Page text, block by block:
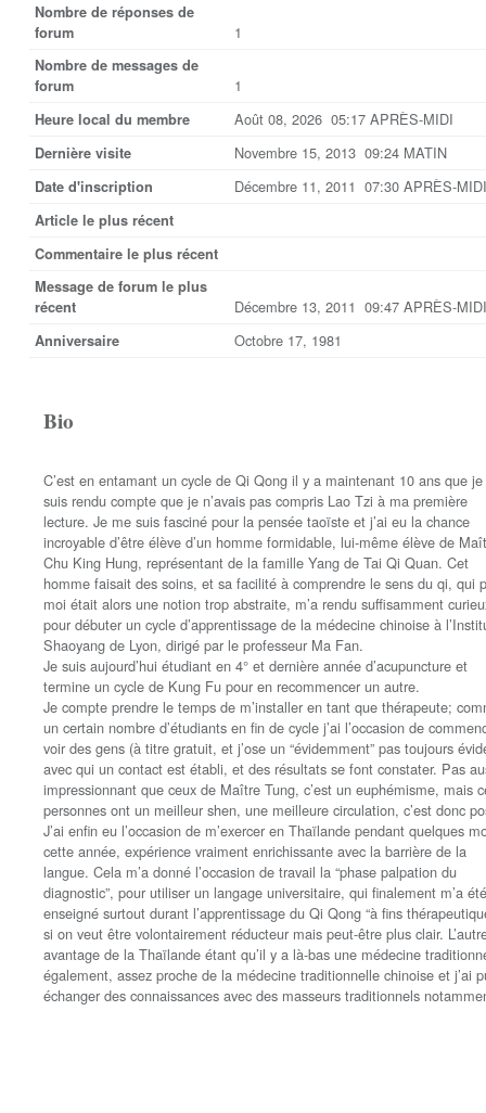
Nombre de réponses de
forum
1
Nombre de messages de
forum
1
Heure local du membre Août 08, 2026 05:17 APRÈS-MIDI
Dernière visite Novembre 15, 2013 09:24 MATIN
Date d'inscription Décembre 11, 2011 07:30 APRÈS-MIDI
Article le plus récent
Commentaire le plus récent
Message de forum le plus
récent
Décembre 13, 2011 09:47 APRÈS-MIDI
Anniversaire Octobre 17, 1981
Bio
C’est en entamant un cycle de Qi Qong il y a maintenant 10 ans que
suis rendu compte que je n’avais pas compris Lao Tzi à ma première
lecture. Je me suis fasciné pour la pensée taoïste et j’ai eu la chance
incroyable d’être élève d’un homme formidable, lui-même élève de
Chu King Hung, représentant de la famille Yang de Tai Qi Quan. Cet
homme faisait des soins, et sa facilité à comprendre le sens du qi, qui
moi était alors une notion trop abstraite, m’a rendu suffisamment
pour débuter un cycle d’apprentissage de la médecine chinoise à
Shaoyang de Lyon, dirigé par le professeur Ma Fan.
Je suis aujourd’hui étudiant en 4° et dernière année d’acupuncture et
termine un cycle de Kung Fu pour en recommencer un autre.
Je compte prendre le temps de m’installer en tant que thérapeute;
un certain nombre d’étudiants en fin de cycle j’ai l’occasion de
voir des gens (à titre gratuit, et j’ose un “évidemment” pas toujours
avec qui un contact est établi, et des résultats se font constater. Pas
impressionnant que ceux de Maître Tung, c’est un euphémisme, mais
personnes ont un meilleur shen, une meilleure circulation, c’est donc
J’ai enfin eu l’occasion de m’exercer en Thaïlande pendant quelques
cette année, expérience vraiment enrichissante avec la barrière de la
langue. Cela m’a donné l’occasion de travail la “phase palpation du
diagnostic”, pour utiliser un langage universitaire, qui finalement m’a été
enseigné surtout durant l’apprentissage du Qi Qong “à fins
si on veut être volontairement réducteur mais peut-être plus clair.
avantage de la Thaïlande étant qu’il y a là-bas une médecine
également, assez proche de la médecine traditionnelle chinoise et j’ai
échanger des connaissances avec des masseurs traditionnels